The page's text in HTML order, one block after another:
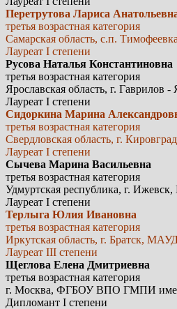
Перетрутова Лариса
третья возрастная категория
Самарская область, с.п.
Лауреат I степени
Русова Наталья Константиновна
третья возрастная категория
Ярославская область, г.
Лауреат I степени
Сидоркина Марина
третья возрастная категория
Свердловская область, г.
Лауреат I степени
Сычева Марина Васильевна
третья возрастная категория
Удмуртская республика, г.
Лауреат I степени
Терлыга Юлия Ивановна
третья возрастная категория
Иркутская область, г. Братск,
Лауреат III степени
Щеглова Елена Дмитриевна
третья возрастная категория
г. Москва, ФГБОУ ВПО ГМПИ
Дипломант I степени